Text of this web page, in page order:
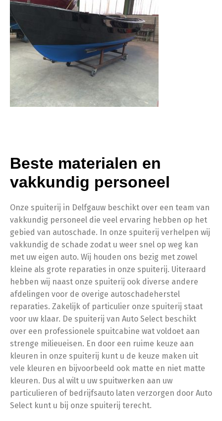
Beste materialen en
vakkundig personeel
Onze spuiterij in Delfgauw beschikt over een team van
vakkundig personeel die veel ervaring hebben op het
gebied van autoschade. In onze spuiterij verhelpen wij
vakkundig de schade zodat u weer snel op weg kan
met uw eigen auto. Wij houden ons bezig met zowel
kleine als grote reparaties in onze spuiterij. Uiteraard
hebben wij naast onze spuiterij ook diverse andere
afdelingen voor de overige autoschadeherstel
reparaties. Zakelijk of particulier onze spuiterij staat
voor uw klaar. De spuiterij van Auto Select beschikt
over een professionele spuitcabine wat voldoet aan
strenge milieueisen. En door een ruime keuze aan
kleuren in onze spuiterij kunt u de keuze maken uit
vele kleuren en bijvoorbeeld ook matte en niet matte
kleuren. Dus al wilt u uw spuitwerken aan uw
particulieren of bedrijfsauto laten verzorgen door Auto
Select kunt u bij onze spuiterij terecht.